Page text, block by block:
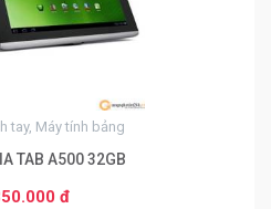
tay, Máy tính bảng
TAB A500 32GB
đ